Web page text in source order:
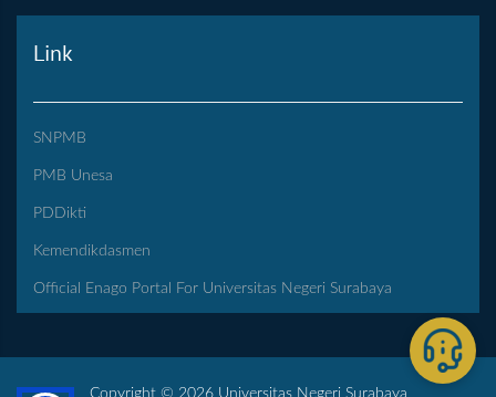
Link
SNPMB
PMB Unesa
PDDikti
Kemendikdasmen
Official Enago Portal For Universitas Negeri Surabaya
Copyright © 2026 Universitas Negeri Surabaya